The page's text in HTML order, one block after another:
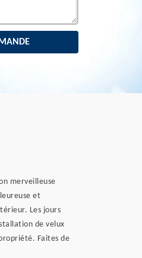
merveilleuse
et
Les jours
de velux
Faites de